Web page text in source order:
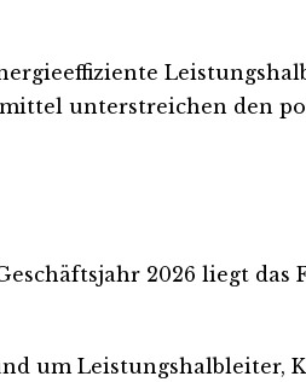
unterstreichen den
2026 liegt das
um Leistungshalbleiter,